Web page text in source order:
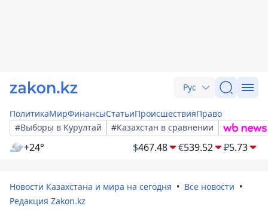
Рус
ПолитикаМирФинансыСтатьиПроисшествияПраво
#Выборы в Курултай
#Казахстан в сравнении
+24° $467.48 €539.52 ₽5.73
Новости Казахстана и мира на сегодня
Все новости
Редакция Zakon.kz